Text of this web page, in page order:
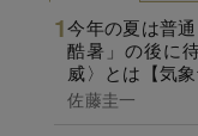
今年の夏は普
酷暑」の後に
威〉とは【気
佐藤圭一